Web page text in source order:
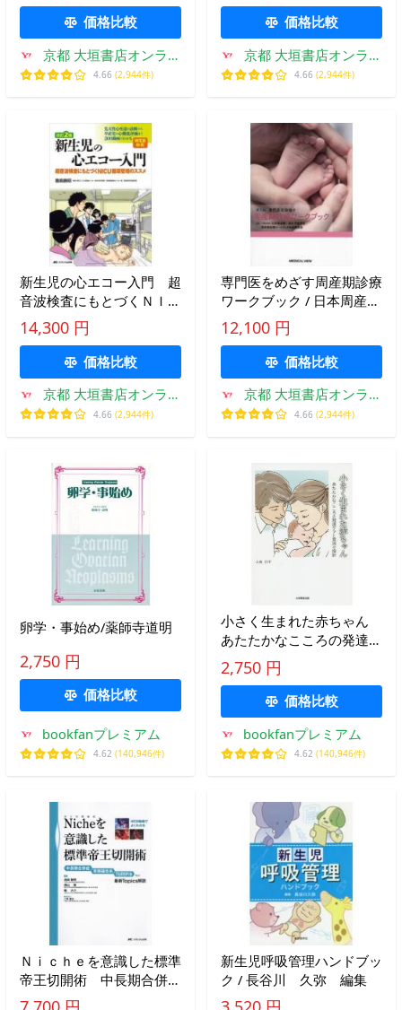
価格比較
京都 大垣書店オンライ
ン
4.66 (2,944件)
価格比較
京都 大垣書店オンライ
ン
4.66 (2,944件)
新生児の心エコー入門 超
音波検査にもとづくＮＩＣ
Ｕ循環管理のススメ / 豊島
勝昭
14,300 円
価格比較
京都 大垣書店オンライ
ン
4.66 (2,944件)
専門医をめざす周産期診療
ワークブック / 日本周産
期・新生児医
12,100 円
価格比較
京都 大垣書店オンライ
ン
4.66 (2,944件)
卵学・事始め/薬師寺道明
2,750 円
価格比較
bookfanプレミアム
4.62 (140,946件)
小さく生まれた赤ちゃん
あたたかなこころの発達ケ
アと育児の指針/大城昌平
2,750 円
価格比較
bookfanプレミアム
4.62 (140,946件)
Ｎｉｃｈｅを意識した標準
帝王切開術 中長期合併
症 有棘縫合糸 ＴＵＲＩ
新生児呼吸管理ハンドブッ
ク / 長谷川 久弥 編集